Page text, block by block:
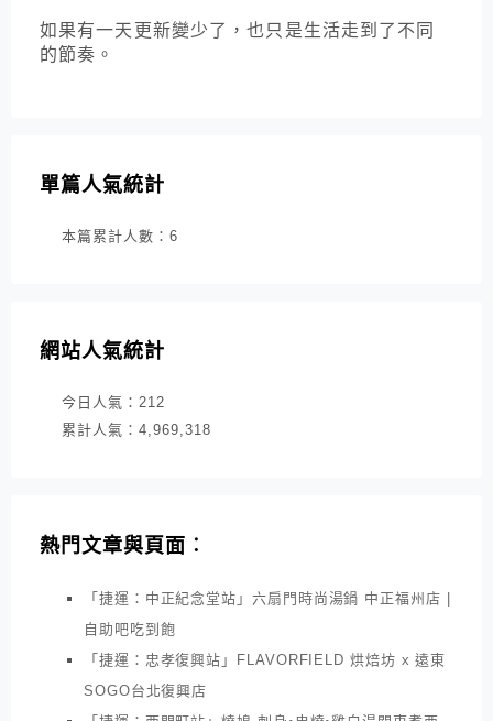
如果有一天更新變少了，也只是生活走到了不同
的節奏。
單篇人氣統計
本篇累計人數： 6
網站人氣統計
今日人氣： 212
累計人氣： 4,969,318
熱門文章與頁面︰
「捷運：中正紀念堂站」六扇門時尚湯鍋 中正福州店 |
自助吧吃到飽
「捷運：忠孝復興站」FLAVORFIELD 烘焙坊 x 遠東
SOGO台北復興店